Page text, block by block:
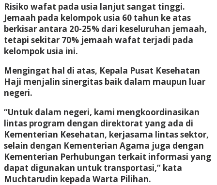
Risiko wafat pada usia lanjut sangat tinggi.
Jemaah pada kelompok usia 60 tahun ke atas
berkisar antara 20-25% dari keseluruhan jemaah,
tetapi sekitar 70% jemaah wafat terjadi pada
kelompok usia ini.
Mengingat hal di atas, Kepala Pusat Kesehatan
Haji menjalin sinergitas baik dalam maupun luar
negeri.
“Untuk dalam negeri, kami mengkoordinasikan
lintas program dengan direktorat yang ada di
Kementerian Kesehatan, kerjasama lintas sektor,
selain dengan Kementerian Agama juga dengan
Kementerian Perhubungan terkait informasi yang
dapat digunakan untuk transportasi,” kata
Muchtarudin kepada Warta Pilihan.